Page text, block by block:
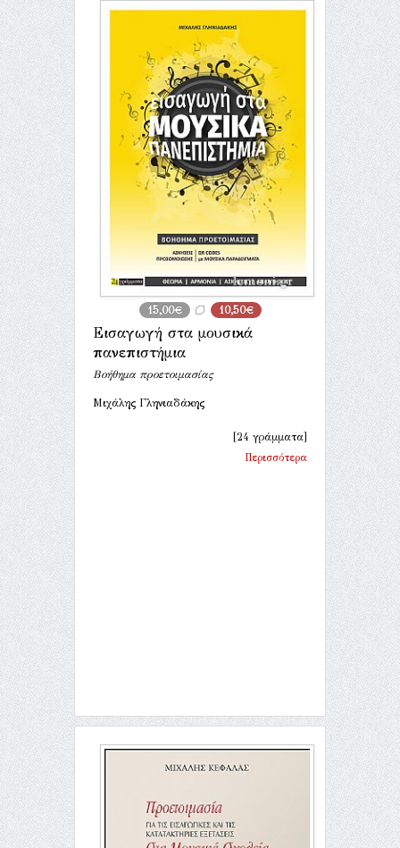
15,00€ 10,50€
Εισαγωγή στα μουσικά
πανεπιστήμια
Βοήθημα προετοιμασίας
Μιχάλης Γληνιαδάκης
[24 γράμματα]
Περισσότερα